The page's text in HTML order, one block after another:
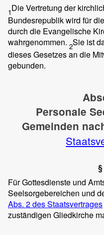
1Die Vertretung der
Bundesrepublik wird für
durch die Evangelische
wahrgenommen. 2Sie ist
dieses Gesetzes an die
gebunden.
Personale
Gemeinden
Für Gottesdienste und
Seelsorgebereichen und
Abs. 2 des Staatsvertrages
zuständigen Gliedkirche